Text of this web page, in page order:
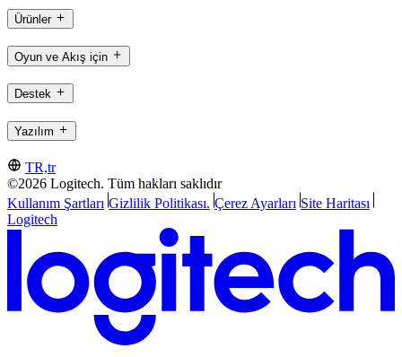
Ürünler
Oyun ve Akış için
Destek
Yazılım
TR,tr
©2026 Logitech. Tüm hakları saklıdır
Kullanım Şartları Gizlilik Politikası. Çerez Ayarları Site Haritası
Logitech